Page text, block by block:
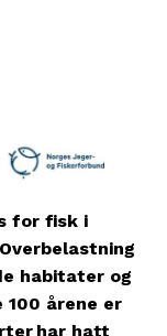
for fisk i
habitater og
100 årene er
har hatt